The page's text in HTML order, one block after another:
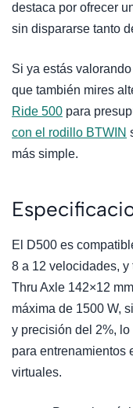
destaca por ofrecer
sin dispararse tanto
Si ya estás
que también mires
Ride 500 para
con el rodillo BTWIN
más simple.
El D500 es
8 a 12 velocidades,
Thru Axle 142×12
máxima de 1500 W,
y precisión del 2%,
para entrenamientos
virtuales.